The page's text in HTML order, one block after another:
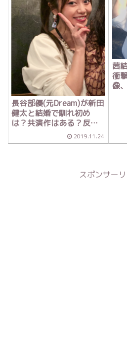
長谷部優(元Dream)が新田
健太と結婚で馴れ初め
は？共演作はある？反応
2019.11.24
茜
衝
像
スポンサー